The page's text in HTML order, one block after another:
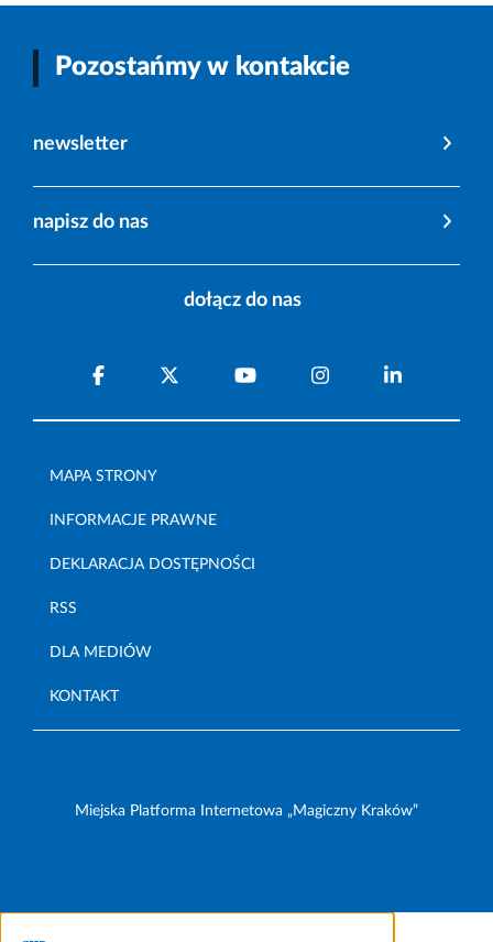
Pozostańmy w kontakcie
newsletter
napisz do nas
dołącz do nas
MAPA STRONY
INFORMACJE PRAWNE
DEKLARACJA DOSTĘPNOŚCI
RSS
DLA MEDIÓW
KONTAKT
Miejska Platforma Internetowa „Magiczny Kraków”